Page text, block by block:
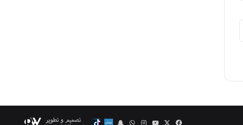
فيسبوك ‫YouTubeانستقرامواتسابSnapchat
Nabd
Tiktok